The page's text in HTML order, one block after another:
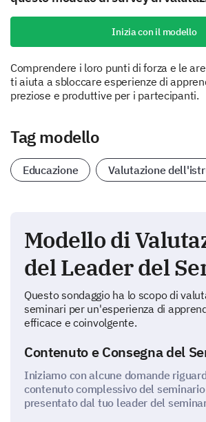
Inizia con il modello
Comprendere i loro punti di forza e le
ti aiuta a sbloccare esperienze di
preziose e produttive per i partecipanti.
Tag modello
Educazione Valutazione
Modello di
del Leader del
Questo sondaggio ha lo scopo di
seminari per un'esperienza di
efficace e coinvolgente.
Contenuto e Consegna del
Iniziamo con alcune domande
contenuto complessivo del
presentato dal tuo leader del